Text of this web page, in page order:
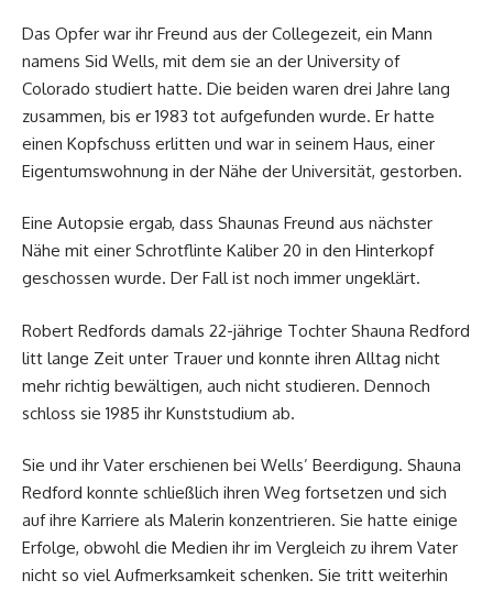
Das Opfer war ihr Freund aus der Collegezeit, ein Mann
namens Sid Wells, mit dem sie an der University of
Colorado studiert hatte. Die beiden waren drei Jahre lang
zusammen, bis er 1983 tot aufgefunden wurde. Er hatte
einen Kopfschuss erlitten und war in seinem Haus, einer
Eigentumswohnung in der Nähe der Universität, gestorben.
Eine Autopsie ergab, dass Shaunas Freund aus nächster
Nähe mit einer Schrotflinte Kaliber 20 in den Hinterkopf
geschossen wurde. Der Fall ist noch immer ungeklärt.
Robert Redfords damals 22-jährige Tochter Shauna Redford
litt lange Zeit unter Trauer und konnte ihren Alltag nicht
mehr richtig bewältigen, auch nicht studieren. Dennoch
schloss sie 1985 ihr Kunststudium ab.
Sie und ihr Vater erschienen bei Wells’ Beerdigung. Shauna
Redford konnte schließlich ihren Weg fortsetzen und sich
auf ihre Karriere als Malerin konzentrieren. Sie hatte einige
Erfolge, obwohl die Medien ihr im Vergleich zu ihrem Vater
nicht so viel Aufmerksamkeit schenken. Sie tritt weiterhin